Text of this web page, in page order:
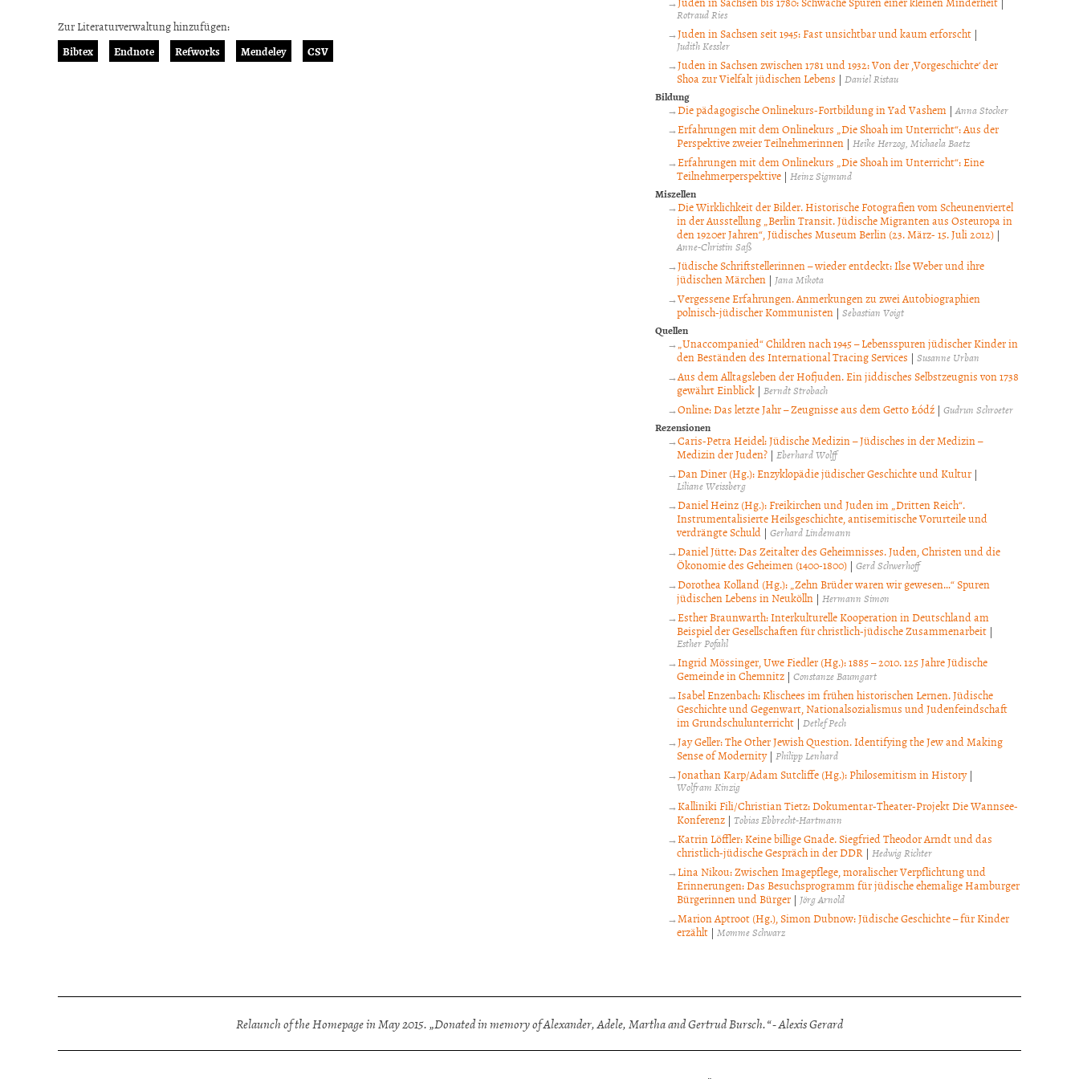
Zur Literaturverwaltung hinzufügen:
Bibtex
Endnote Refworks Mendeley CSV
Rotraud Ries
Juden in Sachsen seit 1945: Fast unsichtbar und kaum erforscht |
Judith Kessler
Juden in Sachsen zwischen 1781 und 1932: Von der ‚Vorgeschichte‘ der
Shoa zur Vielfalt jüdischen Lebens | Daniel Ristau
Bildung
Die pädagogische Onlinekurs-Fortbildung in Yad Vashem |Anna Stocker
Erfahrungen mit dem Onlinekurs „Die Shoah im Unterricht“: Aus der
Perspektive zweier Teilnehmerinnen| Heike Herzog Michaela Baetz
Erfahrungen mit dem Onlinekurs „Die Shoah im Unterricht“: Eine
Teilnehmerperspektive| Heinz Sigmund
Miszellen
Die Wirklichkeit der Bilder. Historische Fotografien vom Scheunenviertel
in der Ausstellung „Berlin Transit. Jüdische Migranten aus Osteuropa in
den 1920er Jahren“, Jüdisches Museum Berlin (23. März- 15. Juli 2012)|
Anne-Christin Saß
Jüdische Schriftstellerinnen – wieder entdeckt: Ilse Weber und ihre
jüdischen Märchen| Jana Mikota
Vergessene Erfahrungen. Anmerkungen zu zwei Autobiographien
polnisch-jüdischer Kommunisten| Sebastian Voigt
Quellen
„Unaccompanied“ Children nach 1945 – Lebensspuren jüdischer Kinder in
den Beständen des International Tracing Services | Susanne Urban
Aus dem Alltagsleben der Hofjuden. Ein jiddisches Selbstzeugnis von 1738
gewährt Einblick| Berndt Strobach
Online: Das letzte Jahr – Zeugnisse aus dem Getto Łódź |Gudrun Schroeter
Rezensionen
Caris-Petra Heidel: Jüdische Medizin – Jüdisches in der Medizin –
Medizin der Juden?| Eberhard Wolff
Dan Diner (Hg.): Enzyklopädie jüdischer Geschichte und Kultur |
Liliane Weissberg
Daniel Heinz (Hg.): Freikirchen und Juden im „Dritten Reich“.
Instrumentalisierte Heilsgeschichte, antisemitische Vorurteile und
verdrängte Schuld| Gerhard Lindemann
Daniel Jütte: Das Zeitalter des Geheimnisses. Juden, Christen und die
Ökonomie des Geheimen (1400-1800)| Gerd Schwerhoff
Dorothea Kolland (Hg.): „Zehn Brüder waren wir gewesen…“ Spuren
jüdischen Lebens in Neukölln| Hermann Simon
Esther Braunwarth: Interkulturelle Kooperation in Deutschland am
Beispiel der Gesellschaften für christlich-jüdische Zusammenarbeit|
Esther Pofahl
Ingrid Mössinger, Uwe Fiedler (Hg.): 1885 – 2010. 125 Jahre Jüdische
Gemeinde in Chemnitz| Constanze Baumgart
Isabel Enzenbach: Klischees im frühen historischen Lernen. Jüdische
Geschichte und Gegenwart, Nationalsozialismus und Judenfeindschaft
im Grundschulunterricht| Detlef Pech
Jay Geller: The Other Jewish Question. Identifying the Jew and Making
Sense of Modernity| Philipp Lenhard
Jonathan Karp/Adam Sutcliffe (Hg.): Philosemitism in History|
Wolfram Kinzig
Kalliniki Fili/Christian Tietz: Dokumentar-Theater-Projekt Die Wannsee-
Konferenz| Tobias Ebbrecht-Hartmann
Katrin Löffler: Keine billige Gnade. Siegfried Theodor Arndt und das
christlich-jüdische Gespräch in der DDR| Hedwig Richter
Lina Nikou: Zwischen Imagepflege, moralischer Verpflichtung und
Erinnerungen: Das Besuchsprogramm für jüdische ehemalige Hamburger
Bürgerinnen und Bürger| Jörg Arnold
Marion Aptroot (Hg.), Simon Dubnow: Jüdische Geschichte – für Kinder
erzählt| Momme Schwarz
Relaunch of the Homepage in May 2015. „Donated in memory of Alexander, Adele, Martha and Gertrud Bursch.“ - Alexis Gerard